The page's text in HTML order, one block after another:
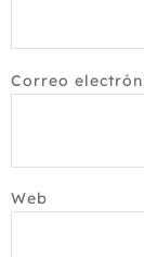
Correo
Web